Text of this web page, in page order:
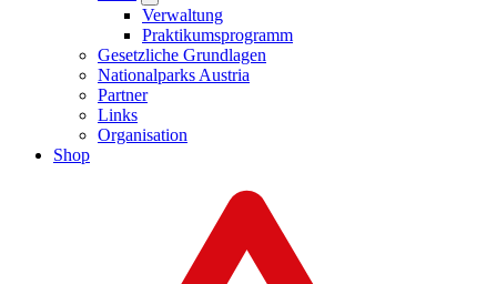
Verwaltung
Praktikumsprogramm
Gesetzliche Grundlagen
Nationalparks Austria
Partner
Links
Organisation
Shop